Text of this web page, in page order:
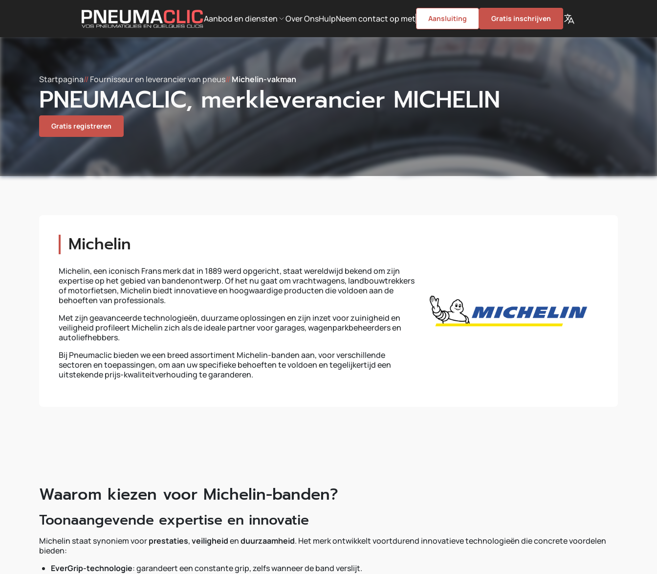
Aanbod en diensten Over OnsHulpNeem contact op met Aansluiting Gratis inschrijven
Startpagina//Fournisseur en leverancier van pneus// Michelin-vakman
PNEUMACLIC, merkleverancier MICHELIN
Gratis registreren
Michelin
Michelin, een iconisch Frans merk dat in 1889 werd opgericht, staat wereldwijd bekend om zijn
expertise op het gebied van bandenontwerp. Of het nu gaat om vrachtwagens, landbouwtrekkers
of motorfietsen, Michelin biedt innovatieve en hoogwaardige producten die voldoen aan de
behoeften van professionals.
Met zijn geavanceerde technologieën, duurzame oplossingen en zijn inzet voor zuinigheid en
veiligheid profileert Michelin zich als de ideale partner voor garages, wagenparkbeheerders en
autoliefhebbers.
Bij Pneumaclic bieden we een breed assortiment Michelin-banden aan, voor verschillende
sectoren en toepassingen, om aan uw specifieke behoeften te voldoen en tegelijkertijd een
uitstekende prijs-kwaliteitverhouding te garanderen.
Waarom kiezen voor Michelin-banden?
Toonaangevende expertise en innovatie
Michelin staat synoniem voorprestaties,veiligheidenduurzaamheid. Het merk ontwikkelt voortdurend innovatieve technologieën die concrete voordelen
bieden:
EverGrip-technologie: garandeert een constante grip, zelfs wanneer de band verslijt.